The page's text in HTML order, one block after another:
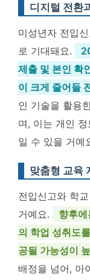
디지털 전환
미성년자 전입
로 기대돼요.
제출 및 본인 확
이 크게 줄어들
인 기술을 활용
며, 이는 개인
일 수 있을 거예
맞춤형 교육
전입신고와 학
거예요.
향후
의 학업 성취도
공될 가능성이
배정을 넘어, 아